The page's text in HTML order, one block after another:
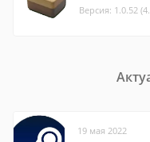
Версия: 1.0.52
19 мая 2022